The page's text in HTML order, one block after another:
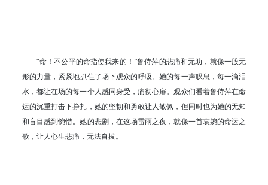
“命！不公平的命指使我来的！”鲁侍萍的悲痛和无助，就像一股无
形的力量，紧紧地抓住了场下观众的呼吸。她的每一声叹息，每一滴泪
水，都让在场的每一个人感同身受，痛彻心扉。观众们看着鲁侍萍在命
运的沉重打击下挣扎，她的坚韧和勇敢让人敬佩，但同时也为她的无知
和盲目感到惋惜。她的悲剧，在这场雷雨之夜，就像一首哀婉的命运之
歌，让人心生悲痛，无法自拔。